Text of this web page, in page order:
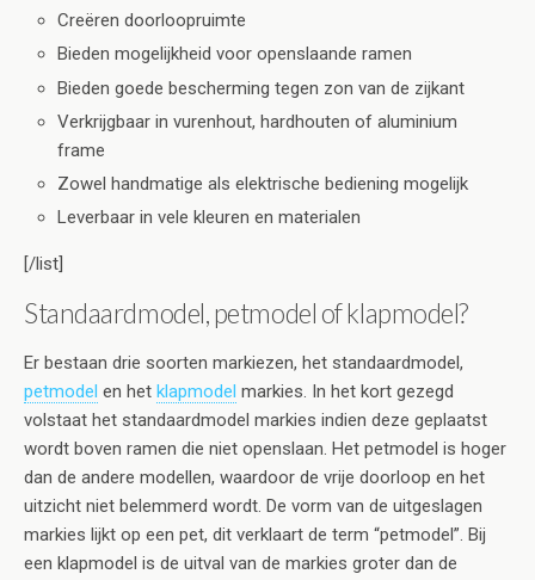
Creëren doorloopruimte
Bieden mogelijkheid voor openslaande ramen
Bieden goede bescherming tegen zon van de zijkant
Verkrijgbaar in vurenhout, hardhouten of aluminium
frame
Zowel handmatige als elektrische bediening mogelijk
Leverbaar in vele kleuren en materialen
[/list]
Standaardmodel, petmodel of klapmodel?
Er bestaan drie soorten markiezen, het standaardmodel,
petmodel en het klapmodel markies. In het kort gezegd
volstaat het standaardmodel markies indien deze geplaatst
wordt boven ramen die niet openslaan. Het petmodel is hoger
dan de andere modellen, waardoor de vrije doorloop en het
uitzicht niet belemmerd wordt. De vorm van de uitgeslagen
markies lijkt op een pet, dit verklaart de term “petmodel”. Bij
een klapmodel is de uitval van de markies groter dan de